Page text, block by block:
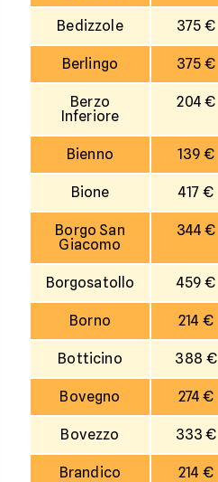
Bedizzole 375 €
Berlingo 375 €
Berzo
Inferiore
204 €
Bienno 139 €
Bione 417 €
Borgo San
Giacomo
344 €
Borgosatollo 459 €
Borno 214 €
Botticino 388 €
Bovegno 274 €
Bovezzo 333 €
Brandico 214 €